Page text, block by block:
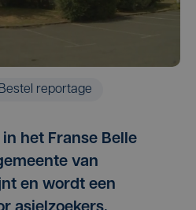
Bestel reportage
het Franse Belle
van
en wordt een